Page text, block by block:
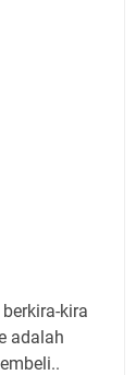
kira
adalah